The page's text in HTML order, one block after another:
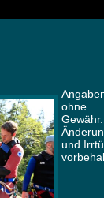
ohne
Gewähr.
und